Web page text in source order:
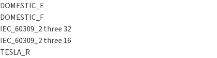
DOMESTIC_E
DOMESTIC_F
IEC_60309_2 three 32
IEC_60309_2 three 16
TESLA_R